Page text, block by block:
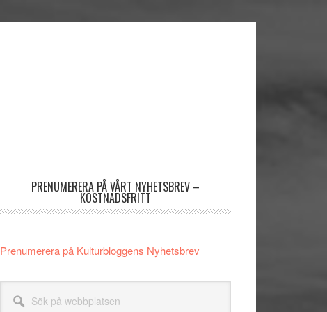
PRENUMERERA PÅ VÅRT NYHETSBREV –
KOSTNADSFRITT
Prenumerera på Kulturbloggens Nyhetsbrev